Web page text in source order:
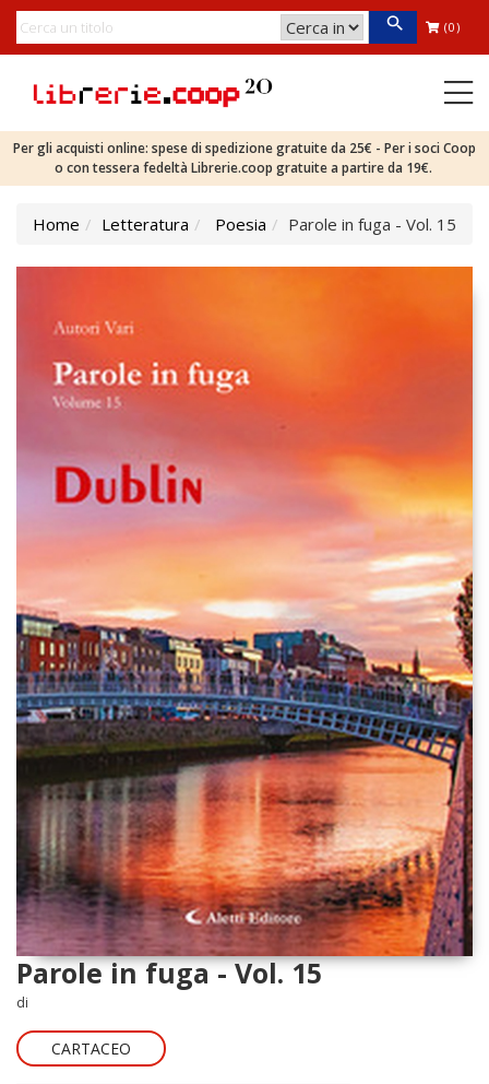
(0)
Per gli acquisti online: spese di spedizione gratuite da 25€ - Per i soci Coop
o con tessera fedeltà Librerie.coop gratuite a partire da 19€.
Home Letteratura Poesia Parole in fuga - Vol. 15
Parole in fuga - Vol. 15
di
CARTACEO